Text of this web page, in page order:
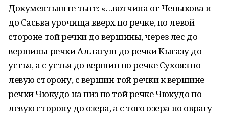
Документыште тыге: «…вотчина от Чепыкова и
до Сасьва урочища вверх по речке, по левой
стороне той речки до вершины, через лес до
вершины речки Аллагуш до речки Кыгазу до
устья, а с устья до вершин по речке Сухояз по
левую сторону, с вершин той речки к вершине
речки Чюкудо на низ по той речке Чюкудо по
левую сторону до озера, а с того озера по оврагу